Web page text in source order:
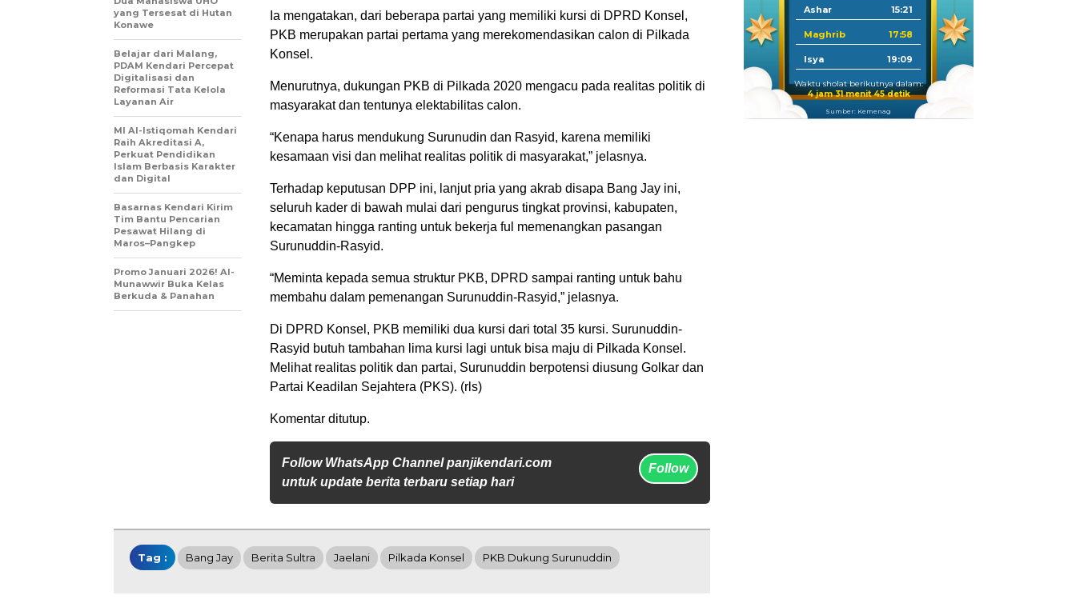
Ia mengatakan, dari beberapa partai yang memiliki kursi di DPRD Konsel,
PKB merupakan partai pertama yang merekomendasikan calon di Pilkada
Konsel.
Menurutnya, dukungan PKB di Pilkada 2020 mengacu pada realitas politik di
masyarakat dan tentunya elektabilitas calon.
“Kenapa harus mendukung Surunudin dan Rasyid, karena memiliki
kesamaan visi dan melihat realitas politik di masyarakat,” jelasnya.
Terhadap keputusan DPP ini, lanjut pria yang akrab disapa Bang Jay ini,
seluruh kader di bawah mulai dari pengurus tingkat provinsi, kabupaten,
kecamatan hingga ranting untuk bekerja ful memenangkan pasangan
Surunuddin-Rasyid.
“Meminta kepada semua struktur PKB, DPRD sampai ranting untuk bahu
membahu dalam pemenangan Surunuddin-Rasyid,” jelasnya.
Di DPRD Konsel, PKB memiliki dua kursi dari total 35 kursi. Surunuddin-
Rasyid butuh tambahan lima kursi lagi untuk bisa maju di Pilkada Konsel.
Melihat realitas politik dan partai, Surunuddin berpotensi diusung Golkar dan
Partai Keadilan Sejahtera (PKS). (rls)
Komentar ditutup.
Follow WhatsApp Channel panjikendari.com
untuk update berita terbaru setiap hari
Follow
yang Tersesat di Hutan
Konawe
Belajar dari Malang,
PDAM Kendari Percepat
Digitalisasi dan
Reformasi Tata Kelola
Layanan Air
MI Al-Istiqomah Kendari
Raih Akreditasi A,
Perkuat Pendidikan
Islam Berbasis Karakter
dan Digital
Basarnas Kendari Kirim
Tim Bantu Pencarian
Pesawat Hilang di
Maros–Pangkep
Promo Januari 2026! Al-
Munawwir Buka Kelas
Berkuda & Panahan
Tag : Bang Jay Berita Sultra Jaelani Pilkada Konsel PKB Dukung Surunuddin
Ashar 15:21
Maghrib 17:58
Isya 19:09
Waktu sholat berikutnya dalam:
4 jam 31 menit 44 detik
Sumber: Kemenag